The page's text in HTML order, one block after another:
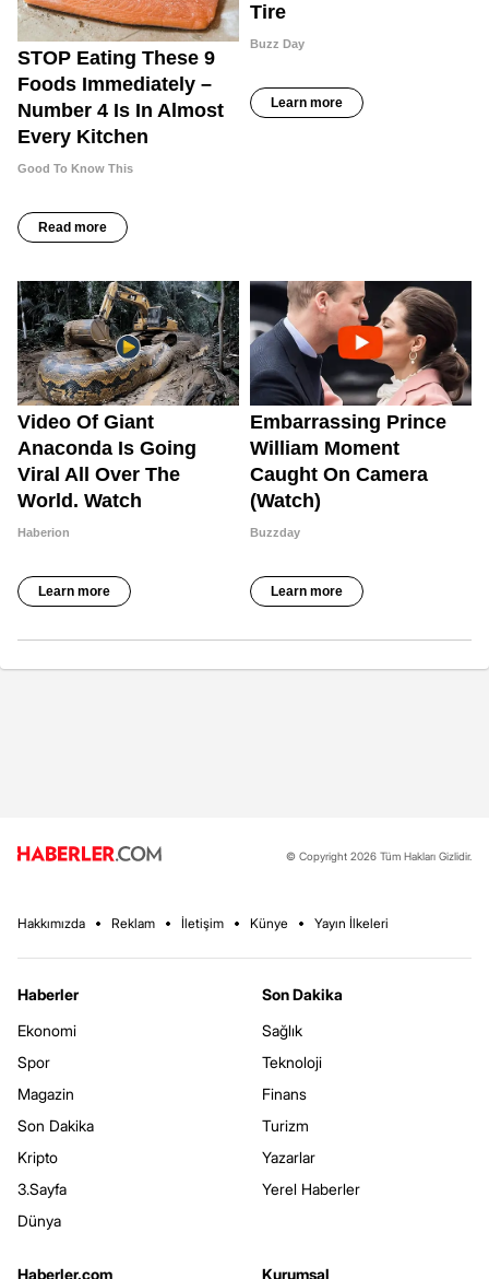
© Copyright 2026 Tüm Hakları Gizlidir.
Hakkımızda Reklam İletişim Künye Yayın İlkeleri
Haberler
Ekonomi
Spor
Magazin
Son Dakika
Kripto
3.Sayfa
Dünya
Son Dakika
Sağlık
Teknoloji
Finans
Turizm
Yazarlar
Yerel Haberler
Haberler.com
Kurumsal